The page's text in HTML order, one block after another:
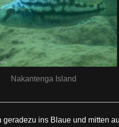
Nakantenga Island
geradezu ins Blaue und mitten